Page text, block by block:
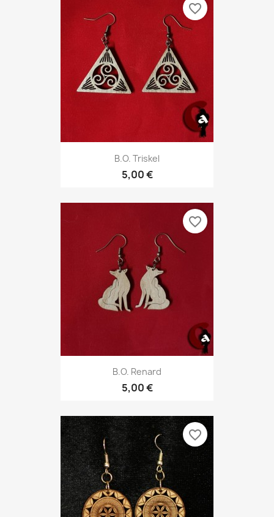
B.O. Triskel
5,00 €
favorite_border
B.O. Renard
5,00 €
favorite_border
favorite_border